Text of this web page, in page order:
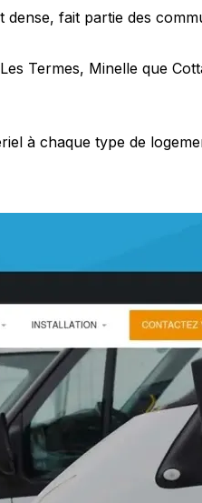
fait partie des
Termes, Minelle que
à chaque type de